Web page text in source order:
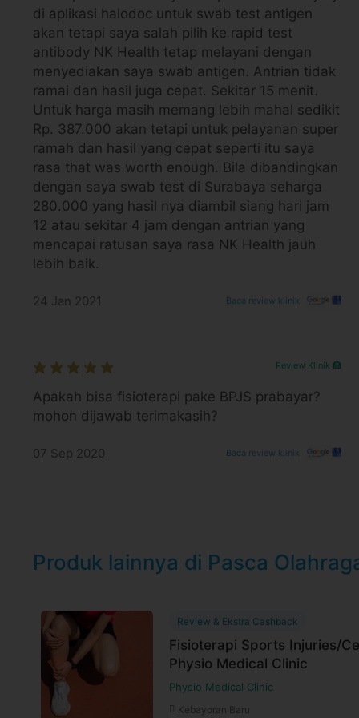
Jl. Raya Cikarang-Cibarusa, Sukadami,
Link Google Map:https://maps.app.goo.gl/
Jam praktek Senin - Sabtu: 08.00 - 20.00
NK Health Clinic - Bekasi Selatan
Jl. Raya Pekayon, RT.003/RW.004, Jaka
Link Google Map: https://maps.app.goo.gl/
Jam praktek Senin - Sabtu: 13.00 - 20.00
NK Health Clinic - Kebayoran Lama
Jl. Simprug Garden No.8, RT.7/RW.8,
Kota Jakarta Selatan, Daerah Khusus
Link Google Map: https://maps.app.goo.gl/
Jam praktek Senin - Sabtu: 08.00 - 20.00
NK Health Clinic - Sambikerep
Jam praktek Senin - Sabtu: 08.00 - 20.00
NK Health Clinic - Tamalanrea
Jl. Perintis Kemerdekaan No.97,
Selatan 90245
E-voucher booking klinik berlaku selama
Booking dan ubah jadwal dengan mudah
Untuk lebih lengkapnya, Anda dapat
Syarat dan ketentuan dapat berubah
untuk pembelian setelah waktu perubahan
Harga paket sudah termasuk biaya
di aplikasi halodoc untuk swab test antigen
akan tetapi saya salah pilih ke rapid test
antibody NK Health tetap melayani dengan
menyediakan saya swab antigen. Antrian tidak
ramai dan hasil juga cepat. Sekitar 15 menit.
Untuk harga masih memang lebih mahal sedikit
Rp. 387.000 akan tetapi untuk pelayanan super
ramah dan hasil yang cepat seperti itu saya
rasa that was worth enough. Bila dibandingkan
dengan saya swab test di Surabaya seharga
280.000 yang hasil nya diambil siang hari jam
12 atau sekitar 4 jam dengan antrian yang
mencapai ratusan saya rasa NK Health jauh
lebih baik.
24 Jan 2021 Baca review klinik
Review Klinik 🏥
Apakah bisa fisioterapi pake BPJS prabayar?
mohon dijawab terimakasih?
07 Sep 2020 Baca review klinik
Produk lainnya di Pasca
Review & Ekstra Cashback
Fisioterapi Sports Injuries/
Physio Medical Clinic
Physio Medical Clinic
Kebayoran Baru